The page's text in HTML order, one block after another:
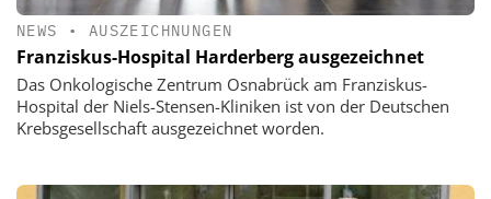
NEWS • AUSZEICHNUNGEN
Franziskus-Hospital Harderberg ausgezeichnet
Das Onkologische Zentrum Osnabrück am Franziskus-
Hospital der Niels-Stensen-Kliniken ist von der Deutschen
Krebsgesellschaft ausgezeichnet worden.